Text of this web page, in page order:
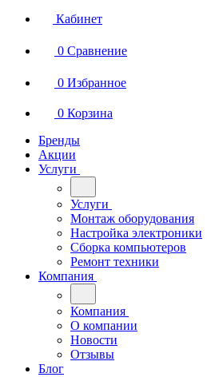
Кабинет
0 Сравнение
0 Избранное
0 Корзина
Бренды
Акции
Услуги
Услуги
Монтаж оборудования
Настройка электроники
Сборка компьютеров
Ремонт техники
Компания
Компания
О компании
Новости
Отзывы
Блог